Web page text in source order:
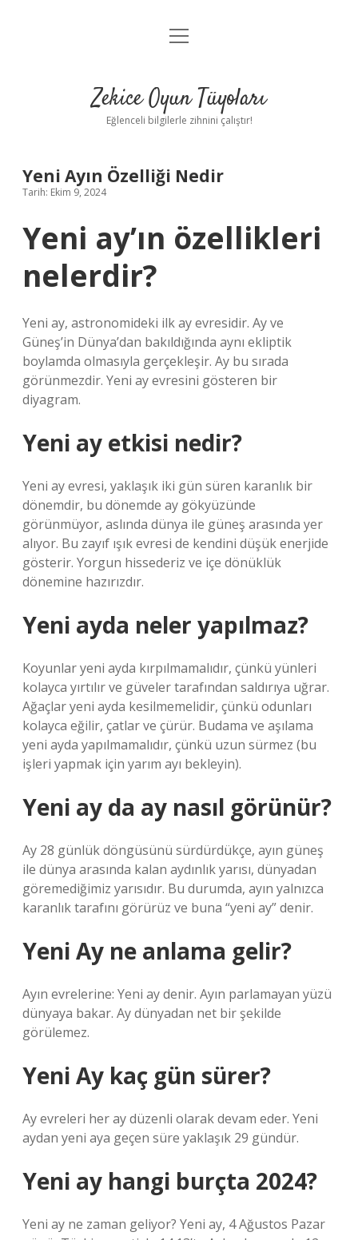
Anasayfa
Yasal Uyarı
menüyü
Zekice Oyun Tüyoları
Eğlenceli bilgilerle zihnini çalıştır!
Yeni Ayın Özelliği Nedir
Tarih: Ekim 9, 2024
Yeni ay’ın özellikleri
nelerdir?
Yeni ay, astronomideki ilk ay evresidir. Ay ve
Güneş’in Dünya’dan bakıldığında aynı ekliptik
boylamda olmasıyla gerçekleşir. Ay bu sırada
görünmezdir. Yeni ay evresini gösteren bir
diyagram.
Yeni ay etkisi nedir?
Yeni ay evresi, yaklaşık iki gün süren karanlık bir
dönemdir, bu dönemde ay gökyüzünde
görünmüyor, aslında dünya ile güneş arasında yer
alıyor. Bu zayıf ışık evresi de kendini düşük enerjide
gösterir. Yorgun hissederiz ve içe dönüklük
dönemine hazırızdır.
Yeni ayda neler yapılmaz?
Koyunlar yeni ayda kırpılmamalıdır, çünkü yünleri
kolayca yırtılır ve güveler tarafından saldırıya uğrar.
Ağaçlar yeni ayda kesilmemelidir, çünkü odunları
kolayca eğilir, çatlar ve çürür. Budama ve aşılama
yeni ayda yapılmamalıdır, çünkü uzun sürmez (bu
işleri yapmak için yarım ayı bekleyin).
Yeni ay da ay nasıl görünür?
Ay 28 günlük döngüsünü sürdürdükçe, ayın güneş
ile dünya arasında kalan aydınlık yarısı, dünyadan
göremediğimiz yarısıdır. Bu durumda, ayın yalnızca
karanlık tarafını görürüz ve buna “yeni ay” denir.
Yeni Ay ne anlama gelir?
Ayın evrelerine: Yeni ay denir. Ayın parlamayan yüzü
dünyaya bakar. Ay dünyadan net bir şekilde
görülemez.
Yeni Ay kaç gün sürer?
Ay evreleri her ay düzenli olarak devam eder. Yeni
aydan yeni aya geçen süre yaklaşık 29 gündür.
Yeni ay hangi burçta 2024?
Yeni ay ne zaman geliyor? Yeni ay, 4 Ağustos Pazar